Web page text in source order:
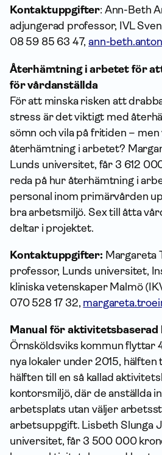
Kontaktuppgifter: Ann-Beth
adjungerad professor, IVL
08 59 85 63 47,ann-
Återhämtning i arbetet för
för vårdanställda
För att minska risken att
stress är det viktigt med
sömn och vila på fritiden –
återhämtning i arbetet?
Lunds universitet, får 3 612
reda på hur återhämtning i
personal inom primärvården
bra arbetsmiljö. Sex till åtta
deltar i projektet.
Kontaktuppgifter: Margareta
professor, Lunds universitet,
kliniska vetenskaper Malmö
070 528 17 32,
Manual för
Örnsköldsviks kommun flyttar
nya lokaler under 2015, hälften
hälften till en så kallad
kontorsmiljö, där de anställda
arbetsplats utan väljer
arbetsuppgift. Lisbeth Slunga
universitet, får 3 500 000